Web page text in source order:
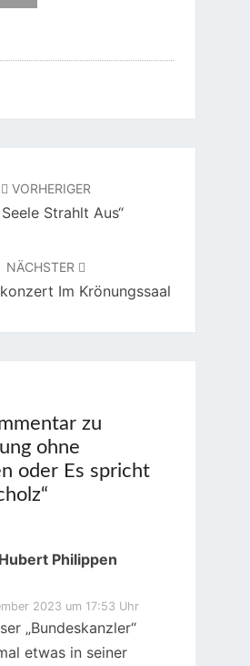
VORHERIGER
Seele Strahlt Aus“
NÄCHSTER
Im Krönungssaal
zu
ohne
oder Es spricht
“
Philippen
2023 um 17:53 Uhr
„Bundeskanzler“
etwas in seiner